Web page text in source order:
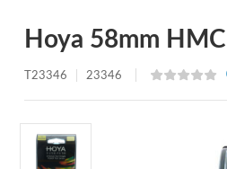
Hoya 58mm
T23346 23346